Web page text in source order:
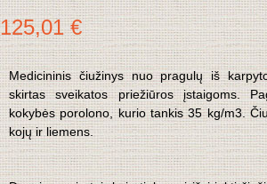
125,01 €
Medicininis čiužinys nuo pragulų iš
skirtas sveikatos priežiūros įstaigoms.
kokybės porolono, kurio tankis 35 kg/m3.
kojų ir liemens.